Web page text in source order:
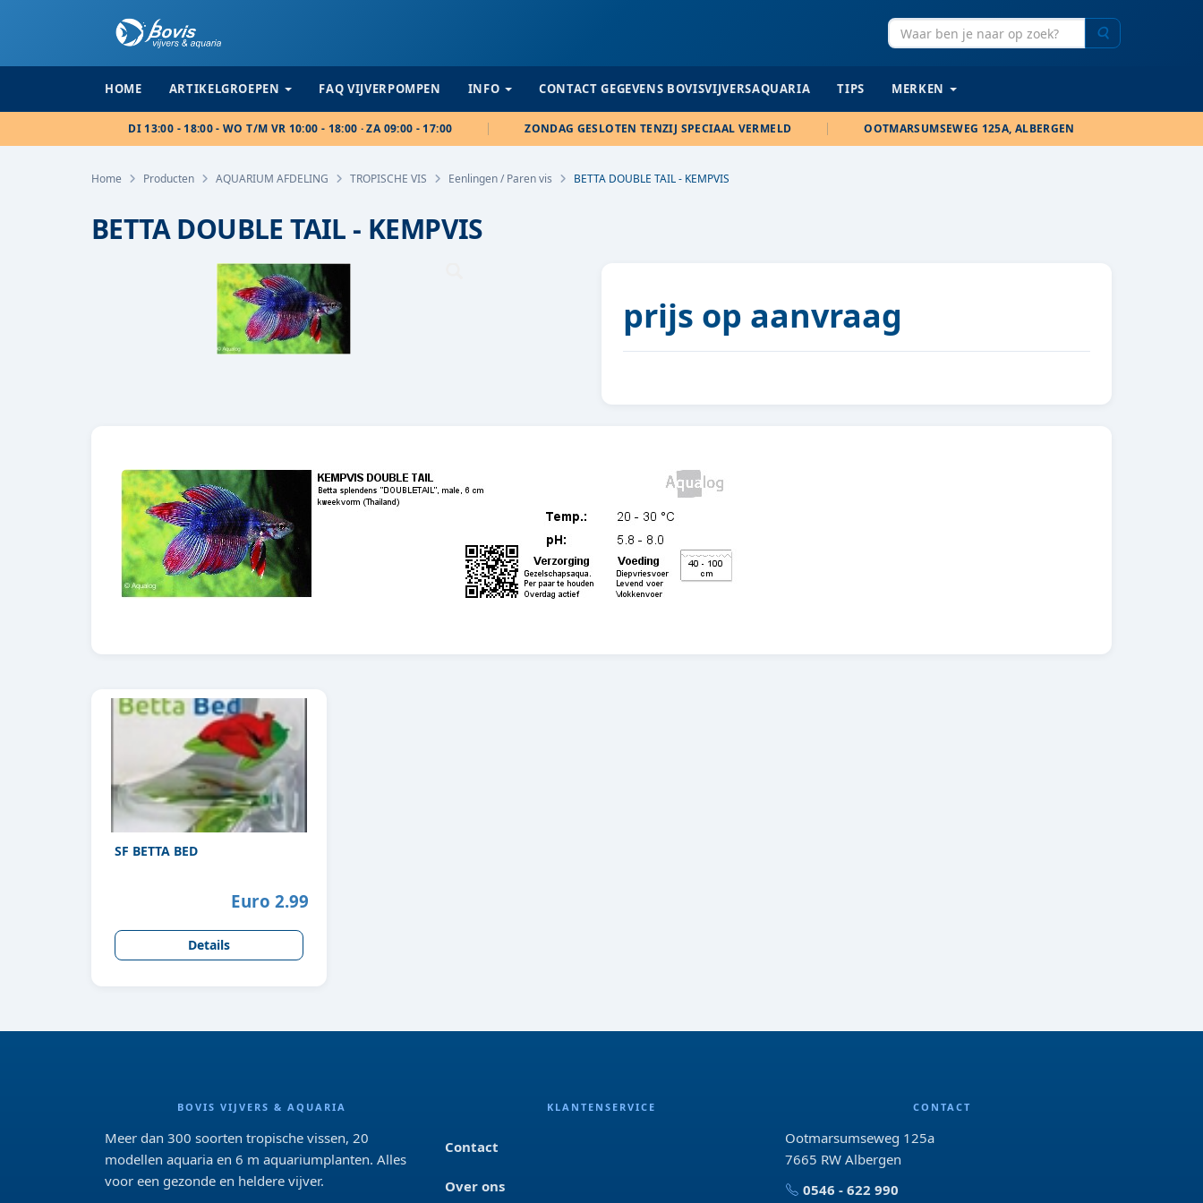
HOME ARTIKELGROEPEN FAQ VIJVERPOMPEN INFO CONTACT GEGEVENS BOVISVIJVERSAQUARIA TIPS MERKEN
DI 13:00 - 18:00 - WO T/M VR 10:00 - 18:00 · ZA 09:00 - 17:00 ZONDAG GESLOTEN TENZIJ SPECIAAL VERMELD OOTMARSUMSEWEG 125A, ALBERGEN
Home Producten AQUARIUM AFDELING TROPISCHE VIS Eenlingen / Paren vis BETTA DOUBLE TAIL - KEMPVIS
BETTA DOUBLE TAIL - KEMPVIS
prijs op aanvraag
SF BETTA BED
Euro 2.99
Details
BOVIS VIJVERS & AQUARIA
Meer dan 300 soorten tropische vissen, 20
modellen aquaria en 6 m aquariumplanten. Alles
voor een gezonde en heldere vijver.
KLANTENSERVICE
Contact
Over ons
CONTACT
Ootmarsumseweg 125a
7665 RW Albergen
0546 - 622 990